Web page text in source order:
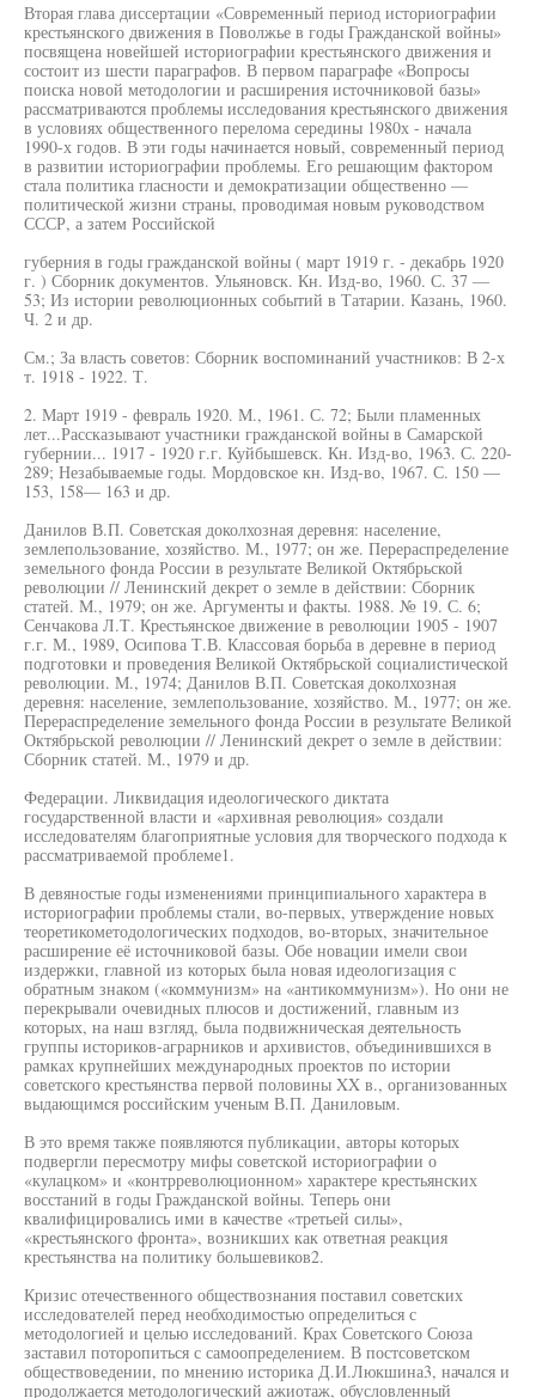
Вторая глава диссертации «Современный период историографии
крестьянского движения в Поволжье в годы Гражданской войны»
посвящена новейшей историографии крестьянского движения и
состоит из шести параграфов. В первом параграфе «Вопросы
поиска новой методологии и расширения источниковой базы»
рассматриваются проблемы исследования крестьянского движения
в условиях общественного перелома середины 1980х - начала
1990-х годов. В эти годы начинается новый, современный период
в развитии историографии проблемы. Его решающим фактором
стала политика гласности и демократизации общественно —
политической жизни страны, проводимая новым руководством
СССР, а затем Российской
губерния в годы гражданской войны ( март 1919 г. - декабрь 1920
г. ) Сборник документов. Ульяновск. Кн. Изд-во, 1960. С. 37 —
53; Из истории революционных событий в Татарии. Казань, 1960.
Ч. 2 и др.
См.; За власть советов: Сборник воспоминаний участников: В 2-х
т. 1918 - 1922. Т.
2. Март 1919 - февраль 1920. М., 1961. С. 72; Были пламенных
лет...Рассказывают участники гражданской войны в Самарской
губернии... 1917 - 1920 г.г. Куйбышевск. Кн. Изд-во, 1963. С. 220-
289; Незабываемые годы. Мордовское кн. Изд-во, 1967. С. 150 —
153, 158— 163 и др.
Данилов В.П. Советская доколхозная деревня: население,
землепользование, хозяйство. М., 1977; он же. Перераспределение
земельного фонда России в результате Великой Октябрьской
революции // Ленинский декрет о земле в действии: Сборник
статей. М., 1979; он же. Аргументы и факты. 1988. № 19. С. 6;
Сенчакова Л.Т. Крестьянское движение в революции 1905 - 1907
г.г. М., 1989, Осипова Т.В. Классовая борьба в деревне в период
подготовки и проведения Великой Октябрьской социалистической
революции. М., 1974; Данилов В.П. Советская доколхозная
деревня: население, землепользование, хозяйство. М., 1977; он же.
Перераспределение земельного фонда России в результате Великой
Октябрьской революции // Ленинский декрет о земле в действии:
Сборник статей. М., 1979 и др.
Федерации. Ликвидация идеологического диктата
государственной власти и «архивная революция» создали
исследователям благоприятные условия для творческого подхода к
рассматриваемой проблеме1.
В девяностые годы изменениями принципиального характера в
историографии проблемы стали, во-первых, утверждение новых
теоретикометодологических подходов, во-вторых, значительное
расширение её источниковой базы. Обе новации имели свои
издержки, главной из которых была новая идеологизация с
обратным знаком («коммунизм» на «антикоммунизм»). Но они не
перекрывали очевидных плюсов и достижений, главным из
которых, на наш взгляд, была подвижническая деятельность
группы историков-аграрников и архивистов, объединившихся в
рамках крупнейших международных проектов по истории
советского крестьянства первой половины XX в., организованных
выдающимся российским ученым В.П. Даниловым.
В это время также появляются публикации, авторы которых
подвергли пересмотру мифы советской историографии о
«кулацком» и «контрреволюционном» характере крестьянских
восстаний в годы Гражданской войны. Теперь они
квалифицировались ими в качестве «третьей силы»,
«крестьянского фронта», возникших как ответная реакция
крестьянства на политику большевиков2.
Кризис отечественного обществознания поставил советских
исследователей перед необходимостью определиться с
методологией и целью исследований. Крах Советского Союза
заставил поторопиться с самоопределением. В постсоветском
обществоведении, по мнению историка Д.И.Люкшина3, начался и
продолжается методологический ажиотаж, обусловленный